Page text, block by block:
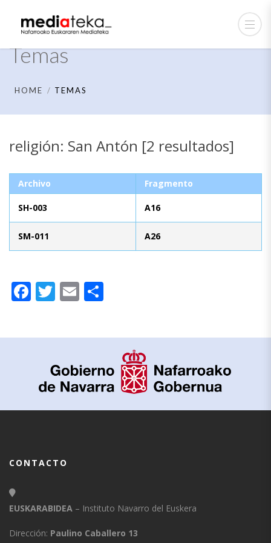
Temas
HOME TEMAS
religión: San Antón [2 resultados]
Archivo Fragmento
SH-003 A16
SM-011 A26
Facebook
Twitter
Email
CONTACTO
EUSKARABIDEA – Instituto Navarro del Euskera
Dirección: Paulino Caballero 13